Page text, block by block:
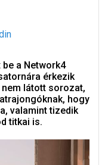
a Network4
érkezik
látott sorozat,
hogy
valamint tizedik
titkai is.